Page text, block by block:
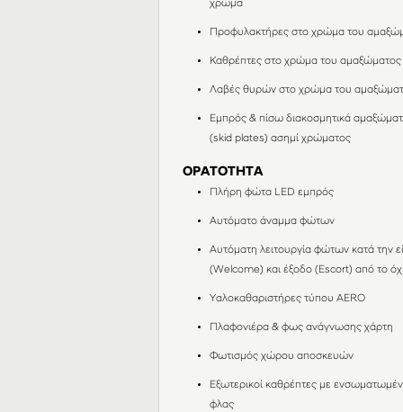
χρώμα
Προφυλακτήρες στο χρώμα του
Καθρέπτες στο χρώμα του αμαξώματος
Λαβές θυρών στο χρώμα του
Εμπρός & πίσω διακοσμητικά
(skid plates) ασημί χρώματος
ΟΡΑΤΟΤΗΤΑ
Πλήρη φώτα LED εμπρός
Αυτόματο άναμμα φώτων
Αυτόματη λειτουργία φώτων κατά την
(Welcome) και έξοδο (Escort) από το
Υαλοκαθαριστήρες τύπου AERO
Πλαφονιέρα & φως ανάγνωσης χάρτη
Φωτισμός χώρου αποσκευών
Εξωτερικοί καθρέπτες με
φλας